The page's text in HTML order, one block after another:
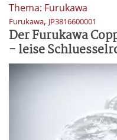
Thema: Furukawa
Furukawa, JP3816600001
Der Furukawa
- leise